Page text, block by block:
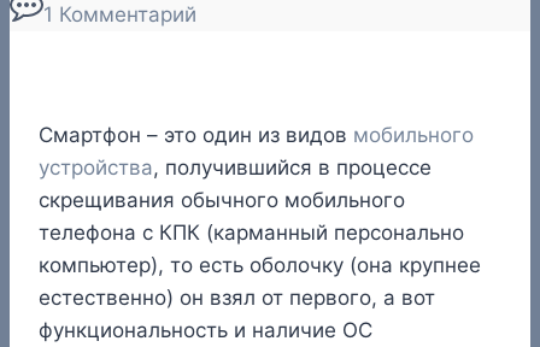
1 Комментарий
Смартфон – это один из видов мобильного
устройства, получившийся в процессе
скрещивания обычного мобильного
телефона с КПК (карманный персонально
компьютер), то есть оболочку (она крупнее
естественно) он взял от первого, а вот
функциональность и наличие ОС